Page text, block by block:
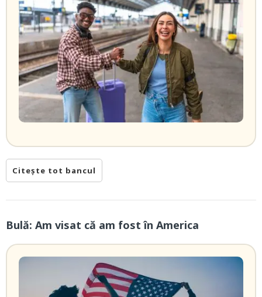
Citește tot bancul
Bulă: Am visat că am fost în America